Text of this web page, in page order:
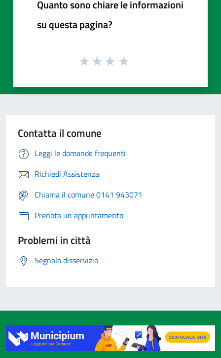
Quanto sono chiare le informazioni
su questa pagina?
Contatta il comune
Leggi le domande frequenti
Richiedi Assistenza
Chiama il comune 0141 943071
Prenota un appuntamento
Problemi in città
Segnala disservizio